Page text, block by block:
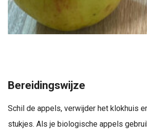
Bereidingswijze
Schil de appels, verwijder het klokhuis
stukjes. Als je biologische appels